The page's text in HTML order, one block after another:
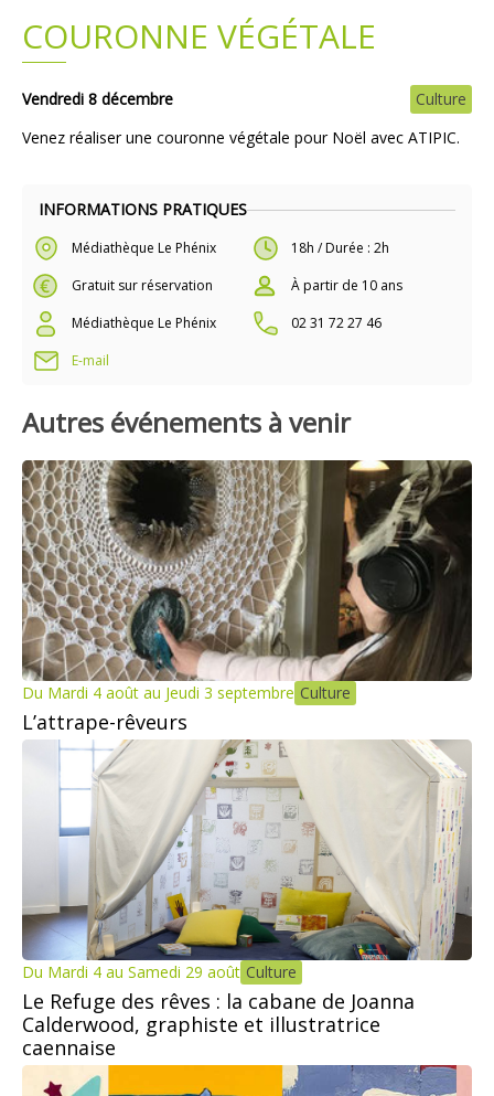
INFORMATIONS PRATIQUES
Médiathèque Le Phénix
18h / Durée : 2h
Gratuit sur réservation
À partir de 10 ans
Médiathèque Le Phénix
02 31 72 27 46
E-mail
COURONNE VÉGÉTALE
Vendredi 8 décembre
Culture
Venez réaliser une couronne végétale pour Noël avec ATIPIC.
Autres événements à venir
Du Mardi 4 août au Jeudi 3 septembre Culture
L’attrape-rêveurs
Du Mardi 4 au Samedi 29 août Culture
Le Refuge des rêves : la cabane de Joanna
Calderwood, graphiste et illustratrice
caennaise
Plans
Demandes légales
Marchés publics
Grands projets